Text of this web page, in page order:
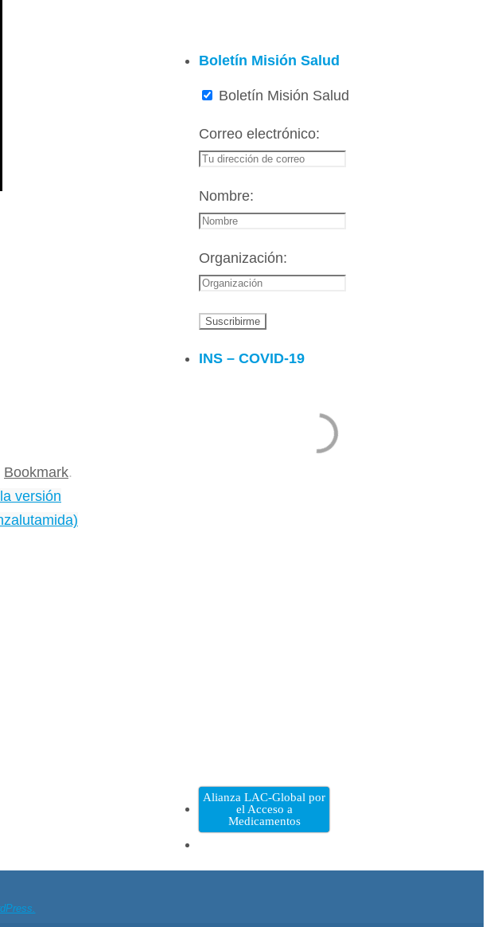
Bookmark.
versión
Boletín Misión Salud
Boletín Misión Salud
Correo electrónico:
Nombre:
Organización:
INS – COVID-19
Alianza LAC-Global por
el Acceso a
Medicamentos